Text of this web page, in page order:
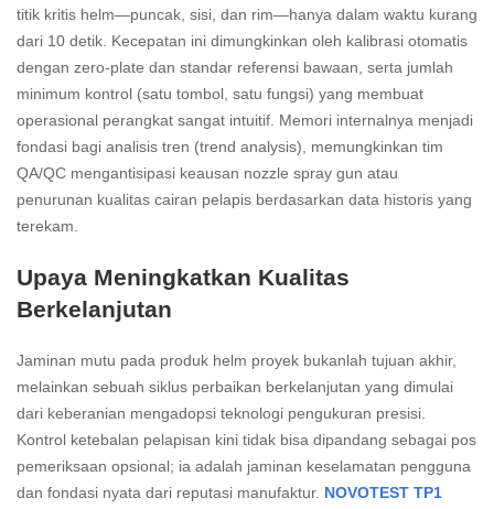
titik kritis helm—puncak, sisi, dan rim—hanya dalam waktu kurang
dari 10 detik. Kecepatan ini dimungkinkan oleh kalibrasi otomatis
dengan zero-plate dan standar referensi bawaan, serta jumlah
minimum kontrol (satu tombol, satu fungsi) yang membuat
operasional perangkat sangat intuitif. Memori internalnya menjadi
fondasi bagi analisis tren (trend analysis), memungkinkan tim
QA/QC mengantisipasi keausan nozzle spray gun atau
penurunan kualitas cairan pelapis berdasarkan data historis yang
terekam.
Upaya Meningkatkan Kualitas
Berkelanjutan
Jaminan mutu pada produk helm proyek bukanlah tujuan akhir,
melainkan sebuah siklus perbaikan berkelanjutan yang dimulai
dari keberanian mengadopsi teknologi pengukuran presisi.
Kontrol ketebalan pelapisan kini tidak bisa dipandang sebagai pos
pemeriksaan opsional; ia adalah jaminan keselamatan pengguna
dan fondasi nyata dari reputasi manufaktur. NOVOTEST TP1